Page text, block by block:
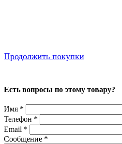
Продолжить покупки
Есть вопросы по этому товару?
Имя *
Телефон *
Email *
Сообщение *